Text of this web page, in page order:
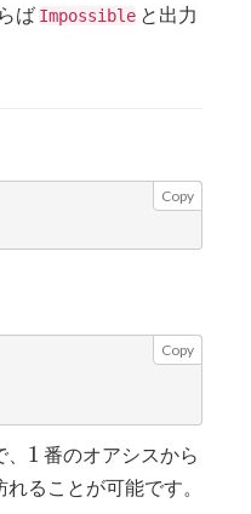
ば Impossible と出力
Copy
Copy
1
1 番のオアシスから
ることが可能です。